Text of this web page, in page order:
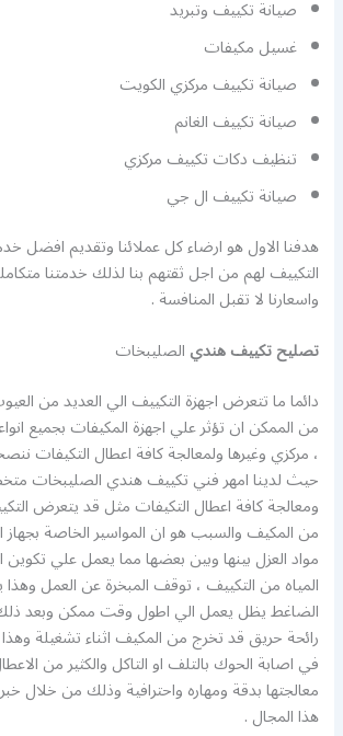
صيانة تكييف وتبريد
غسيل مكيفات
صيانة تكييف مركزي الكويت
صيانة تكييف الغانم
تنظيف دكات تكييف مركزي
صيانة تكييف ال جي
هدفنا الاول هو ارضاء كل عملائنا وتقديم افضل
التكييف لهم من اجل ثقتهم بنا لذلك خدمتنا
واسعارنا لا تقبل المنافسة .
تصليح تكييف هنديالصليبخات
دائما ما تتعرض اجهزة التكييف الي العديد من
من الممكن ان تؤثر علي اجهزة المكيفات بجميع
، مركزي وغيرها ولمعالجة كافة اعطال التكيفات
حيث لدينا امهر فني تكييف هندي الصليبخات
ومعالجة كافة اعطال التكيفات مثل قد يتعرض
من المكيف والسبب هو ان المواسير الخاصة بجهاز
مواد العزل بينها وبين بعضها مما يعمل علي
المياه من التكييف ، توقف المبخرة عن العمل
الضاغط يظل يعمل الي اطول وقت ممكن وبعد
رائحة حريق قد تخرج من المكيف اثناء تشغيلة
في اصابة الحوك بالتلف او التاكل والكثير من
معالجتها بدقة ومهاره واحترافية وذلك من خلال
هذا المجال .